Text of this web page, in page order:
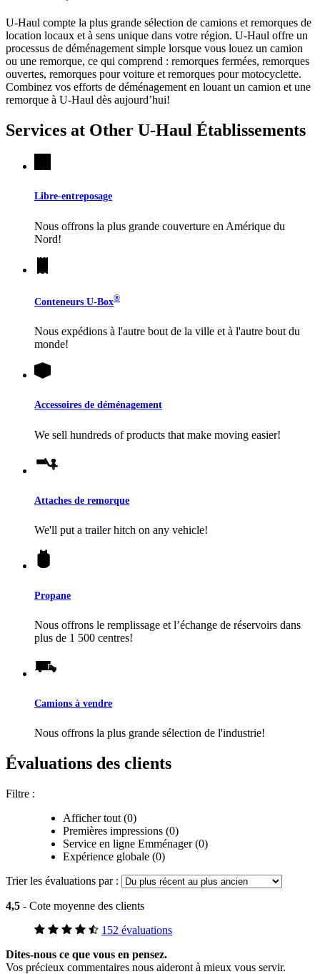
U-Haul compte la plus grande sélection de camions et remorques de
location locaux et à sens unique dans votre région. U-Haul offre un
processus de déménagement simple lorsque vous louez un camion
ou une remorque, ce qui comprend : remorques fermées, remorques
ouvertes, remorques pour voiture et remorques pour motocyclette.
Combinez vos efforts de déménagement en louant un camion et une
remorque à U-Haul dès aujourd’hui!
Services at Other U-Haul Établissements
Libre-entreposage
Nous offrons la plus grande couverture en Amérique du
Nord!
Conteneurs U-Box®
Nous expédions à l'autre bout de la ville et à l'autre bout du
monde!
Accessoires de déménagement
We sell hundreds of products that make moving easier!
Attaches de remorque
We'll put a trailer hitch on any vehicle!
Propane
Nous offrons le remplissage et l’échange de réservoirs dans
plus de 1 500 centres!
Camions à vendre
Nous offrons la plus grande sélection de l'industrie!
Évaluations des clients
Filtre :
Afficher tout (0)
Premières impressions (0)
Service en ligne Emménager (0)
Expérience globale (0)
Trier les évaluations par :
4,5 - Cote moyenne des clients
152 évaluations
Dites-nous ce que vous en pensez.
Vos précieux commentaires nous aideront à mieux vous servir.